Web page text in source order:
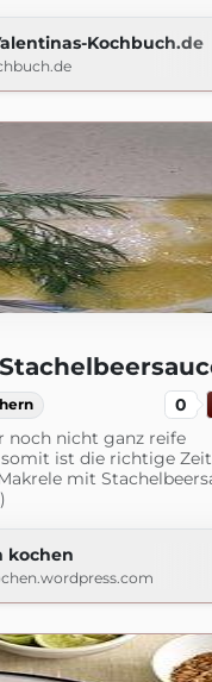
Kochbuch.de
0
noch nicht ganz reife
ist die richtige
mit
kochen